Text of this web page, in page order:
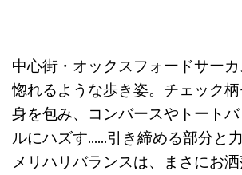
中心街・オックスフォードサー
惚れるような歩き姿。チェック
身を包み、コンバースやトート
ルにハズす……引き締める部分と
メリハリバランスは、まさにお洒